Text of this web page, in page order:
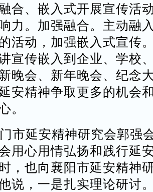
合、嵌入式开展宣传活
力。加强融合。主动融
活动，加强嵌入式宣传
宣传嵌入到企业、学校
晚会、新年晚会、纪念
安精神争取更多的机会
。
市延安精神研究会郭强
用心用情弘扬和践行延
，也向襄阳市延安精神
说，一是扎实理论研讨